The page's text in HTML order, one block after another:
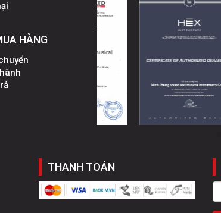
HÀNG
THANH TOÁN